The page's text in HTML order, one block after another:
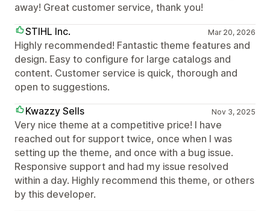
away! Great customer service, thank you!
STIHL Inc.
Mar 20, 2026
Highly recommended! Fantastic theme features and
design. Easy to configure for large catalogs and
content. Customer service is quick, thorough and
open to suggestions.
Kwazzy Sells
Nov 3, 2025
Very nice theme at a competitive price! I have
reached out for support twice, once when I was
setting up the theme, and once with a bug issue.
Responsive support and had my issue resolved
within a day. Highly recommend this theme, or others
by this developer.